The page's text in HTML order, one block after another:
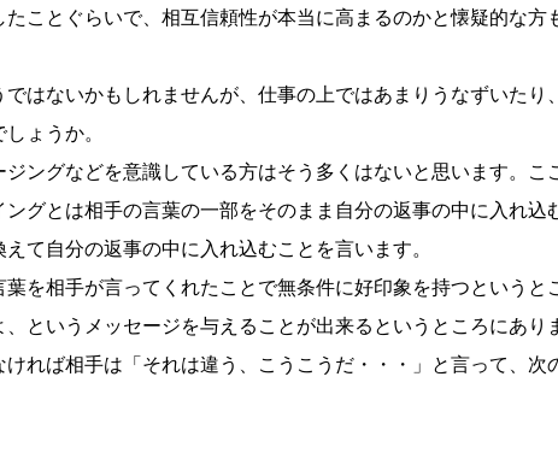
ことぐらいで、相互信頼性が本当に高まるのかと懐疑的な方
はないかもしれませんが、仕事の上ではあまりうなずいたり
ょうか。
ングなどを意識している方はそう多くはないと思います。こ
グとは相手の言葉の一部をそのまま自分の返事の中に入れ込
て自分の返事の中に入れ込むことを言います。
を相手が言ってくれたことで無条件に好印象を持つというと
というメッセージを与えることが出来るというところにあ
れば相手は「それは違う、こうこうだ・・・」と言って、